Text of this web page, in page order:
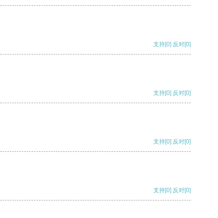
支持[0] 反对[0]
支持[0] 反对[0]
支持[0] 反对[0]
支持[0] 反对[0]